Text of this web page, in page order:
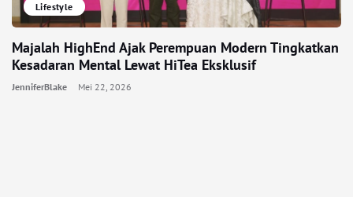
Lifestyle
Majalah HighEnd Ajak Perempuan Modern Tingkatkan
Kesadaran Mental Lewat HiTea Eksklusif
JenniferBlake Mei 22, 2026